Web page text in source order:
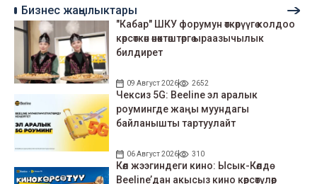
Бизнес жаңылыктары
"Кабар" ШКУ форумун өткөрүүгө колдоо
көрсөткөн өнөктөштөргө ыраазычылык
билдирет
09 Август 2026 2652
Чексиз 5G: Beeline эл аралык
роумингде жаңы муундагы
байланышты тартуулайт
06 Август 2026 310
Көл жээгиндеги кино: Ысык-Көлдө
Beeline’дан акысыз кино көрсөтүлөр